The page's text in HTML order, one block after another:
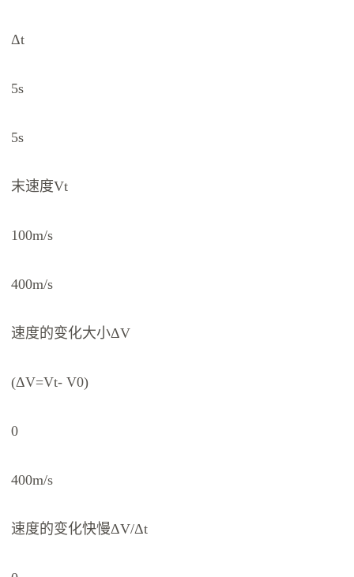
Δt
5s
5s
末速度Vt
100m/s
400m/s
速度的变化大小ΔV
(ΔV=Vt- V0)
0
400m/s
速度的变化快慢ΔV/Δt